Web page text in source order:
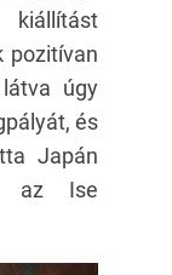
pozitívan
úgy
és
Japán
az Ise